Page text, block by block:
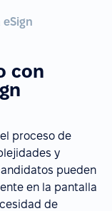
con
proceso de
y
pueden
en la pantalla
de